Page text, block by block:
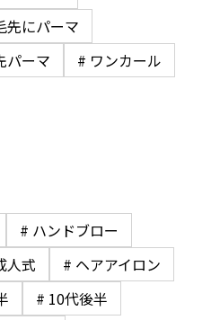
先にパーマ
パーマ # ワンカール
# ハンドブロー
人式
# ヘアアイロン
# 10代後半